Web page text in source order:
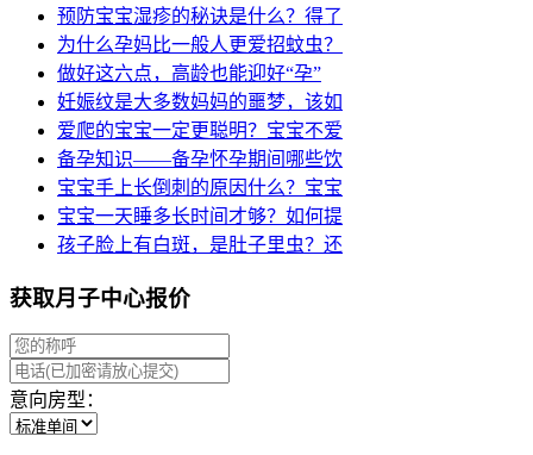
预防宝宝湿疹的秘诀是什么？得了
为什么孕妈比一般人更爱招蚊虫？
做好这六点，高龄也能迎好“孕”
妊娠纹是大多数妈妈的噩梦，该如
爱爬的宝宝一定更聪明？宝宝不爱
备孕知识——备孕怀孕期间哪些饮
宝宝手上长倒刺的原因什么？宝宝
宝宝一天睡多长时间才够？如何提
孩子脸上有白斑，是肚子里虫？还
获取月子中心报价
意向房型：